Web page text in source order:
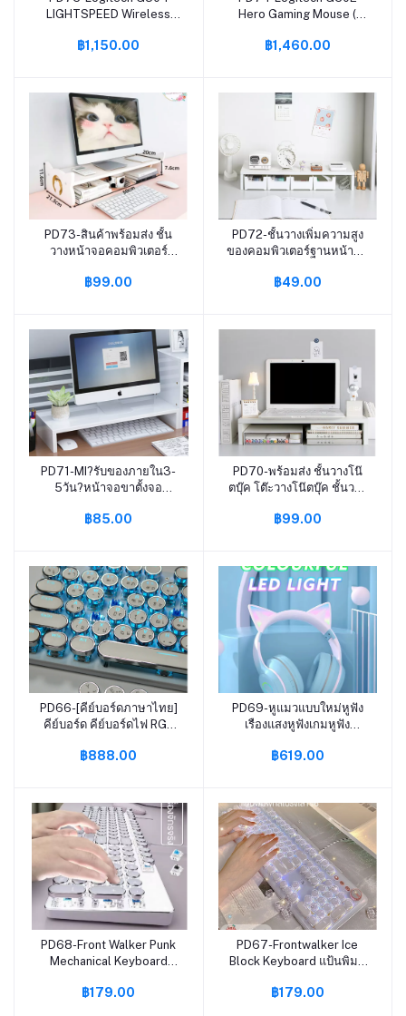
LIGHTSPEED Wireless
DPI, ( เมาส์เกมมิ่งขนาดเล็ก
฿1,150.00
Hero Gaming Mouse (
25K DPI ตั้งมาโครได้ 11 ปุ่ม
฿1,460.00
หยิบใส่ตะกร้า
PD73-สินค้าพร้อมส่ง ชั้น
วางหน้าจอคอมพิวเตอร์
ของ ชั้นจัดเก็บโต๊ะ
฿99.00
หยิบใส่ตะกร้า
PD72-ชั้นวางเพิ่มความสูง
ของคอมพิวเตอร์ฐานหน้าจอ
สก์ท็อปในสำนักงานชั้นวาง
฿49.00
หยิบใส่ตะกร้า
PD71-MI?รับของภายใน3-
5วัน?หน้าจอขาตั้งจอ
ขาตั้งสำนักงาน Desktop จัด
฿85.00
หยิบใส่ตะกร้า
PD70-พร้อมส่ง ชั้นวางโน๊
ตบุ๊ค โต๊ะวางโน๊ตบุ๊ค ชั้นวาง
คอมพิวเตอร์ ชั้นไม้ โต๊ะ
฿99.00
หยิบใส่ตะกร้า
PD66-[คีย์บอร์ดภาษาไทย]
คีย์บอร์ด คีย์บอร์ดไฟ RGB
พิมพ์ภาษาไทย เสียงเบา
฿888.00
หยิบใส่ตะกร้า
PD69-หูแมวแบบใหม่หูฟัง
เรืองแสงหูฟังเกมหูฟัง
฿619.00
หยิบใส่ตะกร้า
PD68-Front Walker Punk
Mechanical Keyboard
เกม Green Axis คีย์บอร์ด
฿179.00
หยิบใส่ตะกร้า
PD67-Frontwalker Ice
Block Keyboard แป้นพิมพ์
คีย์บอร์ดแบบมีสายสำหรับ
฿179.00